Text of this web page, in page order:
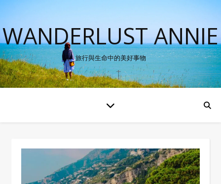
WANDERLUST ANNIE
旅行與生命中的美好事物